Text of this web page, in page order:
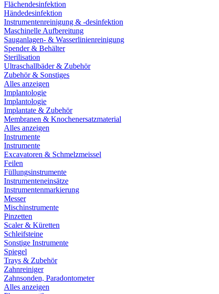
Flächendesinfektion
Händedesinfektion
Instrumentenreinigung & -desinfektion
Maschinelle Aufbereitung
Sauganlagen- & Wasserlinienreinigung
Spender & Behälter
Sterilisation
Ultraschallbäder & Zubehör
Zubehör & Sonstiges
Alles anzeigen
Implantologie
Implantologie
Implantate & Zubehör
Membranen & Knochenersatzmaterial
Alles anzeigen
Instrumente
Instrumente
Excavatoren & Schmelzmeissel
Feilen
Füllungsinstrumente
Instrumenteneinsätze
Instrumentenmarkierung
Messer
Mischinstrumente
Pinzetten
Scaler & Küretten
Schleifsteine
Sonstige Instrumente
Spiegel
Trays & Zubehör
Zahnreiniger
Zahnsonden, Paradontometer
Alles anzeigen